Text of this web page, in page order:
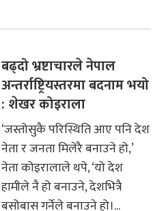
बढ्दो भ्रष्टाचारले नेपाल
अन्तर्राष्ट्रियस्तरमा बदनाम भयो
: शेखर कोइराला
‘जस्तोसुकै परिस्थिति आए पनि देश
नेता र जनता मिलेरै बनाउने हो,’
नेता कोइरालाले थपे, ‘यो देश
हामीले नै हो बनाउने, देशभित्रै
बसोबास गर्नेले बनाउने हो।...